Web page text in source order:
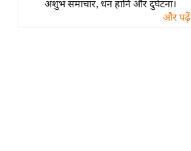
अशुभ समाचार, धन हानि और दुर्घटना।
और पढ़ें